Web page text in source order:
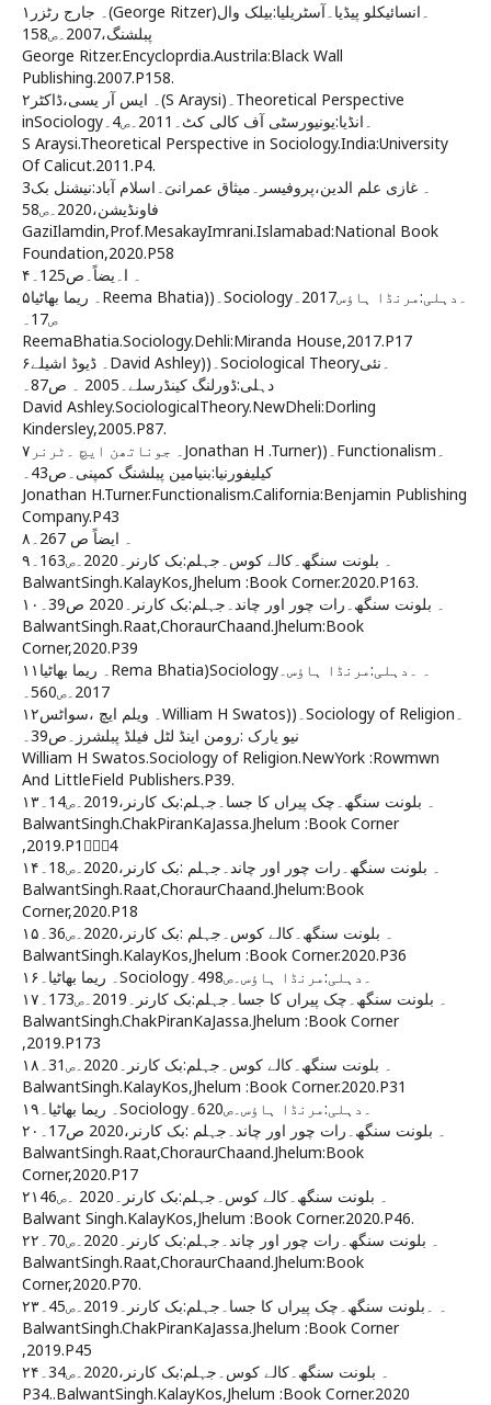
۱۔ جارج رٹزر(George Ritzer)۔انسائیکلو پیڈیا۔آسٹریلیا:بیلک وال
پبلشنگ،2007۔ص158
George Ritzer.Encycloprdia.Austrila:Black Wall
Publishing.2007.P158.
۲۔ ایس آر یسی،ڈاکٹر(S Araysi)۔Theoretical Perspective
inSociology۔انڈیا:یونیورسٹی آف کالی کٹ۔2011۔ص4۔
S Araysi.Theoretical Perspective in Sociology.India:University
Of Calicut.2011.P4.
3۔ غازی علم الدین،پروفیسر۔میثاق عمرانیَ۔اسلام آباد:نیشنل بک
فاونڈیشن،2020۔ص58
GaziIlamdin,Prof.MesakayImrani.Islamabad:National Book
Foundation,2020.P58
۴۔ ا۔یضاً۔ص125۔
۵۔ ریما بھاٹیاReema Bhatia))۔Sociology۔دہلی:مرنڈا ہاؤس2017۔
ص17۔
ReemaBhatia.Sociology.Dehli:Miranda House,2017.P17
۶۔ ڈیوڈ اشیلےDavid Ashley))۔Sociological Theory۔نئی
دہلی:ڈورلنگ کینڈرسلے۔2005 ۔ ص87۔
David Ashley.SociologicalTheory.NewDheli:Dorling
Kindersley,2005.P87.
۷۔ جوناتھن ایچ ۔ٹرنرJonathan H .Turner))۔Functionalism۔
کیلیفورنیا:بنیامین پبلشنگ کمپنی۔ص43۔
Jonathan H.Turner.Functionalism.California:Benjamin Publishing
Company.P43
۸۔ ایضاً ص 267۔
۹۔ بلونت سنگھ۔کالے کوس۔جہلم:بک کارنر۔2020۔ص163۔
BalwantSingh.KalayKos,Jhelum :Book Corner.2020.P163.
۱۰۔ بلونت سنگھ۔رات چور اور چاند۔جہلم:بک کارنر۔2020 ص39۔
BalwantSingh.Raat,ChoraurChaand.Jhelum:Book
Corner,2020.P39
۱۱۔ ریما بھاٹیاRema Bhatia)Sociology۔ ۔دہلی:مرنڈا ہاؤس۔
2017۔ص560۔
۱۲۔ ویلم ایچ ،سواٹسWilliam H Swatos))۔Sociology of Religion۔
نیو یارک :رومن اینڈ لٹل فیلڈ پبلشرز۔ص39۔
William H Swatos.Sociology of Religion.NewYork :Rowmwn
And LittleField Publishers.P39.
۱۳۔ بلونت سنگھ۔چک پیراں کا جسا۔جہلم:بک کارنر،2019۔ص14۔
BalwantSingh.ChakPiranKaJassa.Jhelum :Book Corner
,2019.P14ُُُ
۱۴۔ بلونت سنگھ۔رات چور اور چاند۔جہلم :بک کارنر،2020۔ص18۔
BalwantSingh.Raat,ChoraurChaand.Jhelum:Book
Corner,2020.P18
۱۵۔ بلونت سنگھ۔کالے کوس۔جہلم :بک کارنر،2020۔ص36۔
BalwantSingh.KalayKos,Jhelum :Book Corner.2020.P36
۱۶۔ ریما بھاٹیا۔Sociology۔دہلی:مرنڈا ہاؤس۔ص498۔
۱۷۔ بلونت سنگھ۔چک پیراں کا جسا۔جہلم:بک کارنر۔2019۔ص173۔
BalwantSingh.ChakPiranKaJassa.Jhelum :Book Corner
,2019.P173
۱۸۔ بلونت سنگھ۔کالے کوس۔جہلم:بک کارنر۔2020۔ص31۔
BalwantSingh.KalayKos,Jhelum :Book Corner.2020.P31
۱۹۔ ریما بھاٹیا۔Sociology۔دہلی:مرنڈا ہاؤس۔ص620۔
۲۰۔ بلونت سنگھ۔رات چور اور چاند۔جہلم :بک کارنر،2020 ص17۔
BalwantSingh.Raat,ChoraurChaand.Jhelum:Book
Corner,2020.P17
۲۱۔ بلونت سنگھ۔کالے کوس۔جہلم:بک کارنر۔2020 ۔ص46
Balwant Singh.KalayKos,Jhelum :Book Corner.2020.P46.
۲۲۔ بلونت سنگھ۔رات چور اور چاند۔جہلم:بک کارنر۔2020۔ص70۔
BalwantSingh.Raat,ChoraurChaand.Jhelum:Book
Corner,2020.P70.
۲۳۔ ۔بلونت سنگھ۔چک پیراں کا جسا۔جہلم:بک کارنر۔2019۔ص45۔
BalwantSingh.ChakPiranKaJassa.Jhelum :Book Corner
,2019.P45
۲۴۔ بلونت سنگھ۔کالے کوس۔جہلم:بک کارنر،2020۔ص34۔
P34..BalwantSingh.KalayKos,Jhelum :Book Corner.2020